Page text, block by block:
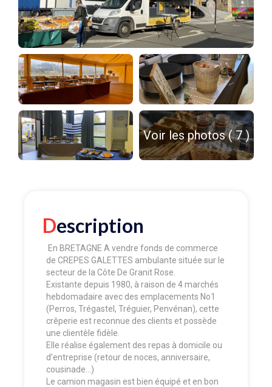
Voir les photos ( 7 )
Description
En BRETAGNE A vendre fonds de commerce
de CREPES GALETTES ambulante située sur le
secteur de la Côte De Granit Rose.
Existante depuis 1980, à raison de 4 marchés
hebdomadaire avec des emplacements No1
(Perros, Trégastel, Tréguier, Penvénan), cette
crêperie est reconnue des clients et possède
une clientèle fidèle.
Elle réalise également des repas à domicile ou
d’entreprise (retour de noces, anniversaire,
cousinade…)
Le camion magasin est bien équipé et en bon